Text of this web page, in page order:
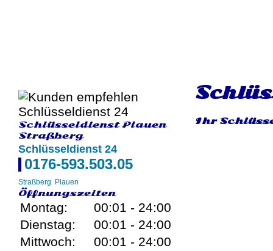
Schlüsseldienst Plauen
Straßberg
Schlüsseldienst 24
0176-593.503.05
Straßberg Plauen
Öffnungszeiten
Montag:
00:01 - 24:00
Dienstag:
00:01 - 24:00
Mittwoch:
00:01 - 24:00
Ihr